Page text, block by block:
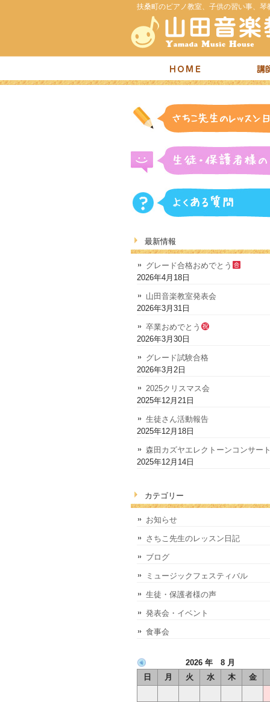
扶桑町のピアノ教室、子供の習い事、琴
最新情報
グレード合格おめでとう
2026年4月18日
山田音楽教室発表会
2026年3月31日
卒業おめでとう
2026年3月30日
グレード試験合格
2026年3月2日
2025クリスマス会
2025年12月21日
生徒さん活動報告
2025年12月18日
森田カズヤエレクトーンコンサー
2025年12月14日
カテゴリー
お知らせ
さちこ先生のレッスン日記
ブログ
ミュージックフェスティバル
生徒・保護者様の声
発表会・イベント
食事会
2026 年 8 月
日
月 火 水 木 金